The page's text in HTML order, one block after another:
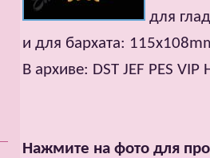
для
и для бархата:
В архиве: DST JEF PES VIP
Нажмите на фото для